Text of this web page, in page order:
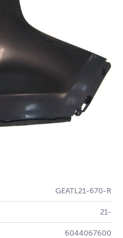
GEATL21-670-R
21-
6044067600